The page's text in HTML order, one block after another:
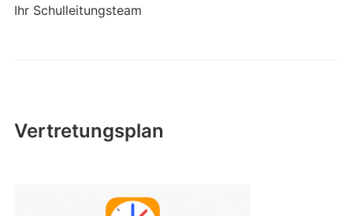
Vertretungsplan
Ihr Schulleitungsteam